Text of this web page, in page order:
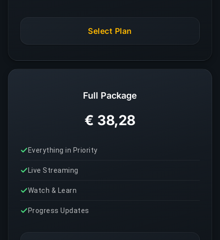
Select Plan
Full Package
€ 38,28
Everything in Priority
Live Streaming
Watch & Learn
Progress Updates